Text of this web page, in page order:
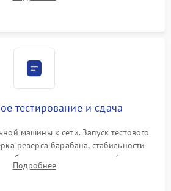
тестирование и сдача
машины к сети. Запуск тестового
реверса барабана, стабильности
работы дренажного насоса (откачка
посторонних скрипов, стуков или
Подробнее